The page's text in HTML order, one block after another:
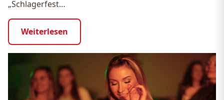
„Schlagerfest…
Weiterlesen